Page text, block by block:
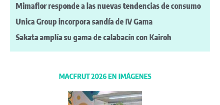
Mimaflor responde a las nuevas tendencias de consumo
Unica Group incorpora sandía de IV Gama
Sakata amplía su gama de calabacín con Kairoh
MACFRUT 2026 EN IMÁGENES